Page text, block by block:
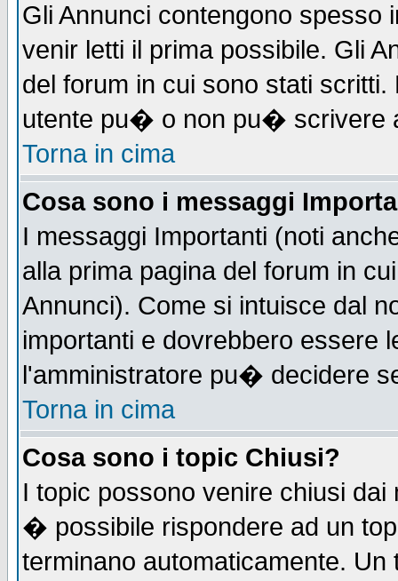
Gli Annunci contengono spesso
venir letti il prima possibile. Gli
del forum in cui sono stati
utente pu� o non pu� scrivere
Torna in cima
Cosa sono i messaggi
I messaggi Importanti (noti
alla prima pagina del forum in
Annunci). Come si intuisce dal
importanti e dovrebbero essere
l'amministratore pu� decidere
Torna in cima
Cosa sono i topic Chiusi?
I topic possono venire chiusi
� possibile rispondere ad un
terminano automaticamente.